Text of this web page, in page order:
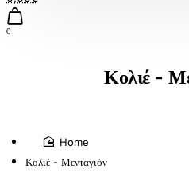
0
Κολιέ -
Κολιέ - Μενταγιόν